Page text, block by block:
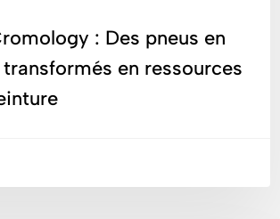
: Des pneus en
en ressources